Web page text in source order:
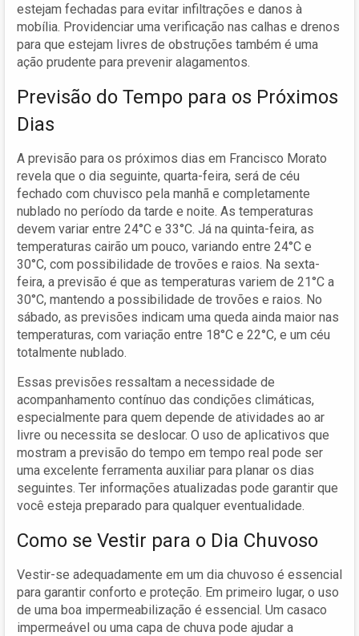
estejam fechadas para evitar infiltrações e danos à
mobília. Providenciar uma verificação nas calhas e drenos
para que estejam livres de obstruções também é uma
ação prudente para prevenir alagamentos.
Previsão do Tempo para os Próximos
Dias
A previsão para os próximos dias em Francisco Morato
revela que o dia seguinte, quarta-feira, será de céu
fechado com chuvisco pela manhã e completamente
nublado no período da tarde e noite. As temperaturas
devem variar entre 24°C e 33°C. Já na quinta-feira, as
temperaturas cairão um pouco, variando entre 24°C e
30°C, com possibilidade de trovões e raios. Na sexta-
feira, a previsão é que as temperaturas variem de 21°C a
30°C, mantendo a possibilidade de trovões e raios. No
sábado, as previsões indicam uma queda ainda maior nas
temperaturas, com variação entre 18°C e 22°C, e um céu
totalmente nublado.
Essas previsões ressaltam a necessidade de
acompanhamento contínuo das condições climáticas,
especialmente para quem depende de atividades ao ar
livre ou necessita se deslocar. O uso de aplicativos que
mostram a previsão do tempo em tempo real pode ser
uma excelente ferramenta auxiliar para planar os dias
seguintes. Ter informações atualizadas pode garantir que
você esteja preparado para qualquer eventualidade.
Como se Vestir para o Dia Chuvoso
Vestir-se adequadamente em um dia chuvoso é essencial
para garantir conforto e proteção. Em primeiro lugar, o uso
de uma boa impermeabilização é essencial. Um casaco
impermeável ou uma capa de chuva pode ajudar a